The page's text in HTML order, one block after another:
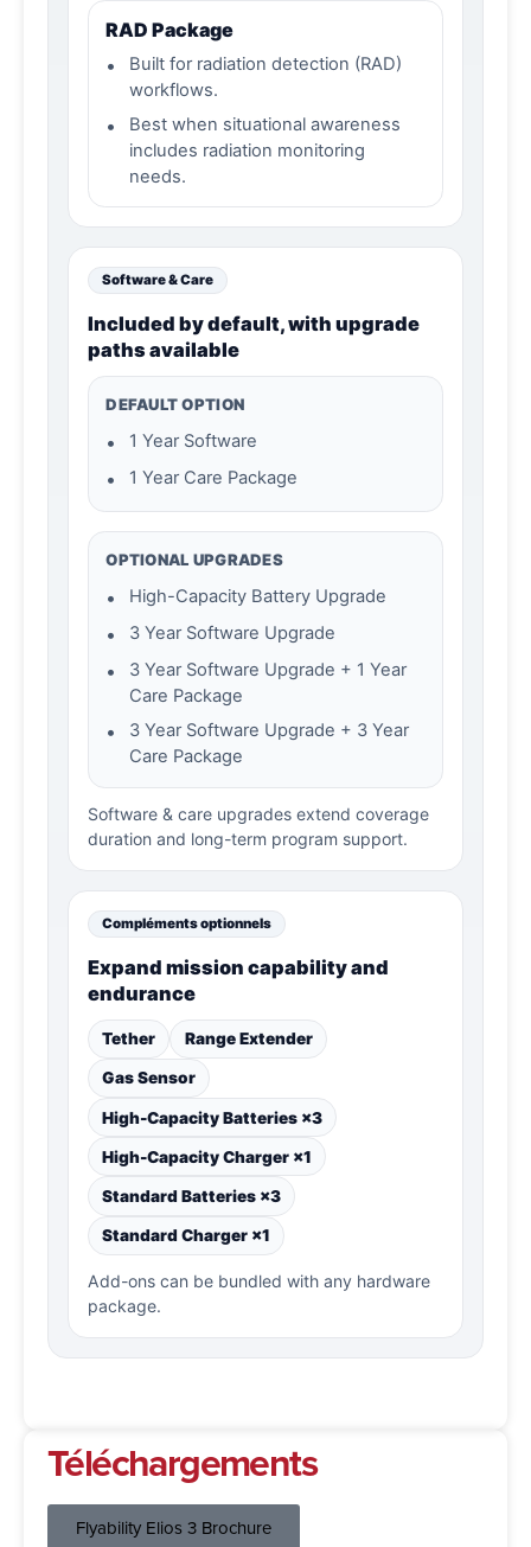
RAD Package
•
Built for radiation detection (RAD)
workflows.
•
Best when situational awareness
includes radiation monitoring
needs.
Software & Care
Included by default, with upgrade
paths available
DEFAULT OPTION
• 1 Year Software
• 1 Year Care Package
OPTIONAL UPGRADES
• High-Capacity Battery Upgrade
• 3 Year Software Upgrade
•
3 Year Software Upgrade + 1 Year
Care Package
•
3 Year Software Upgrade + 3 Year
Care Package
Software & care upgrades extend coverage
duration and long-term program support.
Compléments optionnels
Expand mission capability and
endurance
Tether Range Extender
Gas Sensor
High-Capacity Batteries ×3
High-Capacity Charger ×1
Standard Batteries ×3
Standard Charger ×1
Add-ons can be bundled with any hardware
package.
Téléchargements
Flyability Elios 3 Brochure